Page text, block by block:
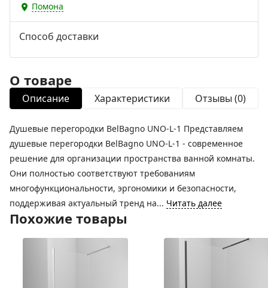
Помона
Способ доставки
О товаре
Описание Характеристики Отзывы (0)
Душевые перегородки BelBagno UNO-L-1 Представляем
душевые перегородки BelBagno UNO-L-1 - современное
решение для организации пространства ванной комнаты.
Они полностью соответствуют требованиям
многофункциональности, эргономики и безопасности,
поддерживая актуальный тренд на... Читать далее
Похожие товары